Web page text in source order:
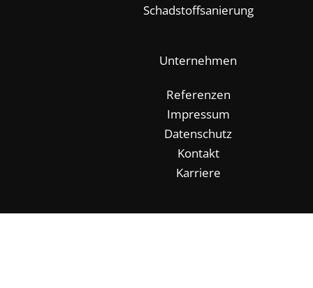
Schadstoffsanierung
Unternehmen
Referenzen
Impressum
Datenschutz
Kontakt
Karriere